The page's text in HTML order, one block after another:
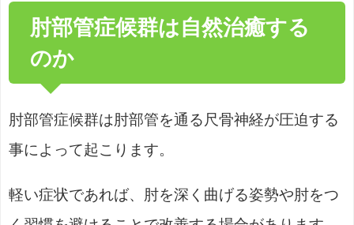
肘部管症候群は自然治癒する
のか
肘部管症候群は肘部管を通る尺骨神経が圧迫する
事によって起こります。
軽い症状であれば、肘を深く曲げる姿勢や肘をつ